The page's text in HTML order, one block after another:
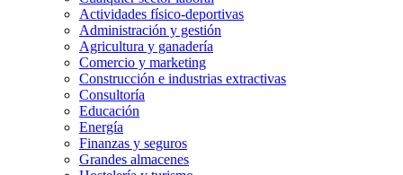
Actividades físico-deportivas
Administración y gestión
Agricultura y ganadería
Comercio y marketing
Construcción e industrias extractivas
Consultoría
Educación
Energía
Finanzas y seguros
Grandes almacenes